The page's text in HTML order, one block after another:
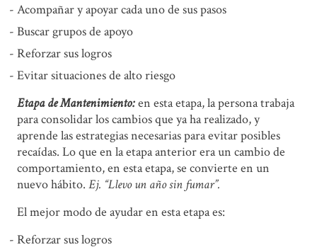
Acompañar y apoyar cada uno de sus pasos
Buscar grupos de apoyo
Reforzar sus logros
Evitar situaciones de alto riesgo
Etapa de Mantenimiento:en esta etapa, la persona trabaja
para consolidar los cambios que ya ha realizado, y
aprende las estrategias necesarias para evitar posibles
recaídas. Lo que en la etapa anterior era un cambio de
comportamiento, en esta etapa, se convierte en un
nuevo hábito. Ej. “Llevo un año sin fumar”.
El mejor modo de ayudar en esta etapa es:
Reforzar sus logros